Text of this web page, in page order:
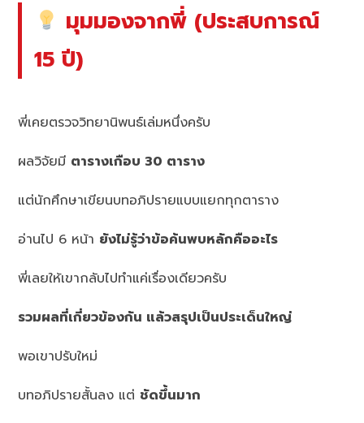
มุมมองจากพี่ (ประสบการณ์
15 ปี)
พี่เคยตรวจวิทยานิพนธ์เล่มหนึ่งครับ
ผลวิจัยมี ตารางเกือบ 30 ตาราง
แต่นักศึกษาเขียนบทอภิปรายแบบแยกทุกตาราง
อ่านไป 6 หน้า ยังไม่รู้ว่าข้อค้นพบหลักคืออะไร
พี่เลยให้เขากลับไปทำแค่เรื่องเดียวครับ
รวมผลที่เกี่ยวข้องกัน แล้วสรุปเป็นประเด็นใหญ่
พอเขาปรับใหม่
บทอภิปรายสั้นลง แต่ ชัดขึ้นมาก